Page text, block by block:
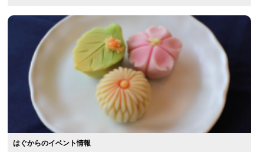
はぐからのイベント情報